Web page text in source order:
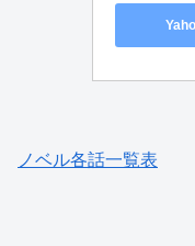
ノベル各話一覧表